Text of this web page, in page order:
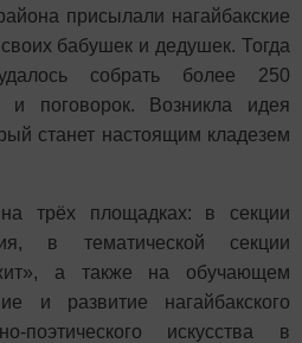
присылали нагайбакские
бабушек и дедушек. Тогда
собрать более 250
и поговорок.
Возникла идея
станет настоящим кладезем
трёх площадках: в секции
в тематической секции
а также на обучающем
и развитие нагайбакского
поэтического искусства в